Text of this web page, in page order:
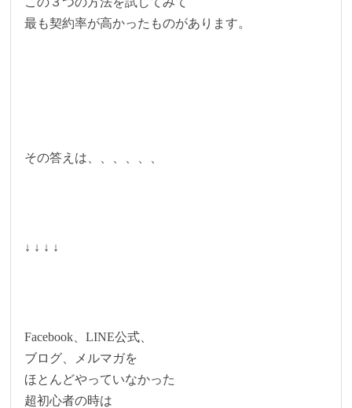
最も契約率が高かったものがあります。
その答えは、、、、、、
↓ ↓ ↓ ↓
Facebook、LINE公式、
ブログ、メルマガを
ほとんどやっていなかった
超初心者の時は